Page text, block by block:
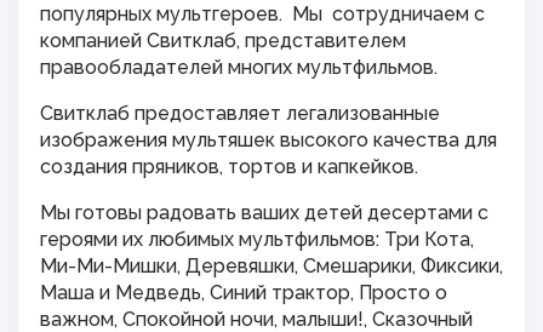
популярных мультгероев. Мы сотрудничаем с
компанией Свитклаб, представителем
правообладателей многих мультфильмов.
Свитклаб предоставляет легализованные
изображения мультяшек высокого качества для
создания пряников, тортов и капкейков.
Мы готовы радовать ваших детей десертами с
героями их любимых мультфильмов: Три Кота,
Ми-Ми-Мишки, Деревяшки, Смешарики, Фиксики,
Маша и Медведь, Синий трактор, Просто о
важном, Спокойной ночи, малыши!, Сказочный